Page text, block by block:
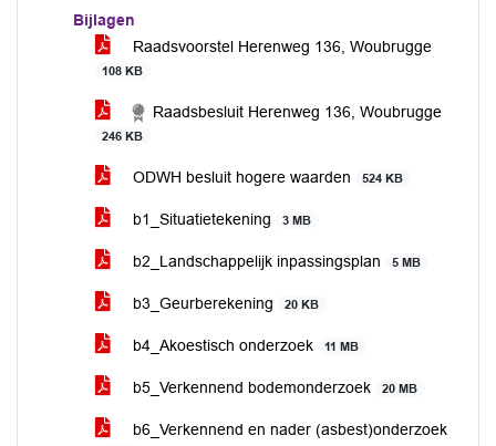
Bijlagen
Raadsvoorstel Herenweg 136, Woubrugge
108 KB
Raadsbesluit Herenweg 136, Woubrugge
246 KB
ODWH besluit hogere waarden 524 KB
b1_Situatietekening 3 MB
b2_Landschappelijk inpassingsplan 5 MB
b3_Geurberekening 20 KB
b4_Akoestisch onderzoek 11 MB
b5_Verkennend bodemonderzoek 20 MB
b6_Verkennend en nader (asbest)onderzoek